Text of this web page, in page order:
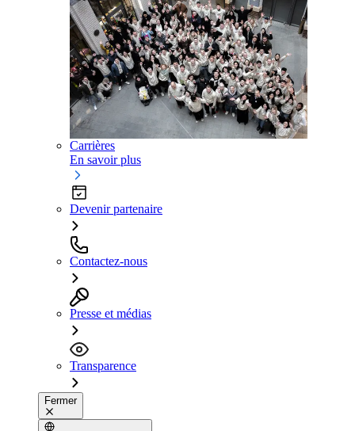
Carrières
En savoir plus
Devenir partenaire
Contactez-nous
Presse et médias
Transparence
Fermer